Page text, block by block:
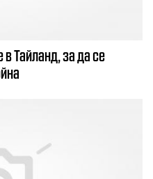
Тайланд, за да се